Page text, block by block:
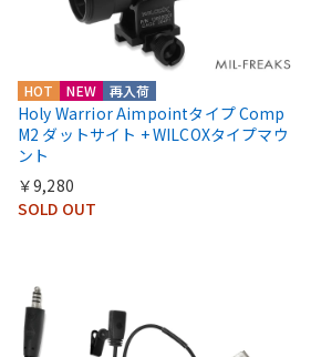
HOT NEW 再入荷
Holy Warrior Aimpointタイプ Comp
M2 ダットサイト + WILCOXタイプマウ
ント
￥9,280
SOLD OUT